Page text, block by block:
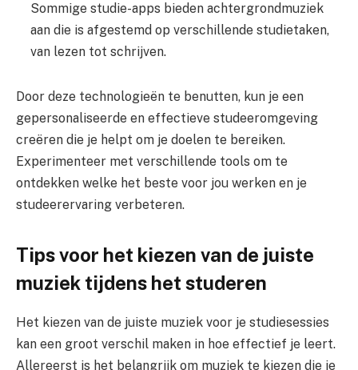
Sommige studie-apps bieden achtergrondmuziek
aan die is afgestemd op verschillende studietaken,
van lezen tot schrijven.
Door deze technologieën te benutten, kun je een
gepersonaliseerde en effectieve studeeromgeving
creëren die je helpt om je doelen te bereiken.
Experimenteer met verschillende tools om te
ontdekken welke het beste voor jou werken en je
studeerervaring verbeteren.
Tips voor het kiezen van de juiste
muziek tijdens het studeren
Het kiezen van de juiste muziek voor je studiesessies
kan een groot verschil maken in hoe effectief je leert.
Allereerst is het belangrijk om muziek te kiezen die je